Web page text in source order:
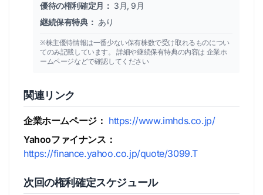
優待の権利確定月： 3月, 9月
継続保有特典： あり
※株主優待情報は一番少ない保有株数で受け取れるものについ
てのみ記載しています。 詳細や継続保有特典の内容は 企業ホ
ームページなどで確認してください
関連リンク
企業ホームページ： https://www.imhds.co.jp/
Yahooファイナンス：
https://finance.yahoo.co.jp/quote/3099.T
次回の権利確定スケジュール